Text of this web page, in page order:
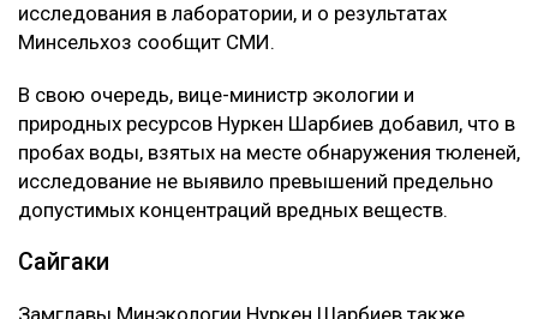
исследования в лаборатории, и о результатах
Минсельхоз сообщит СМИ.
В свою очередь, вице-министр экологии и
природных ресурсов Нуркен Шарбиев добавил, что в
пробах воды, взятых на месте обнаружения тюленей,
исследование не выявило превышений предельно
допустимых концентраций вредных веществ.
Сайгаки